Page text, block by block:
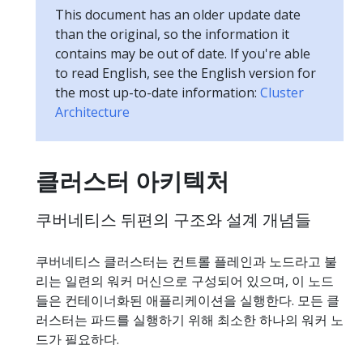
This document has an older update date
than the original, so the information it
contains may be out of date. If you're able
to read English, see the English version for
the most up-to-date information: Cluster
Architecture
클러스터 아키텍처
쿠버네티스 뒤편의 구조와 설계 개념들
쿠버네티스 클러스터는 컨트롤 플레인과 노드라고 불
리는 일련의 워커 머신으로 구성되어 있으며, 이 노드
들은 컨테이너화된 애플리케이션을 실행한다. 모든 클
러스터는 파드를 실행하기 위해 최소한 하나의 워커 노
드가 필요하다.